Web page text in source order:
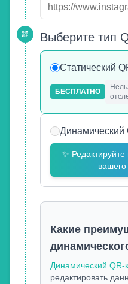
Выберите тип
Статический
БЕСПЛАТНО
Динамический
✨
Какие
Динамический QR-
редактировать